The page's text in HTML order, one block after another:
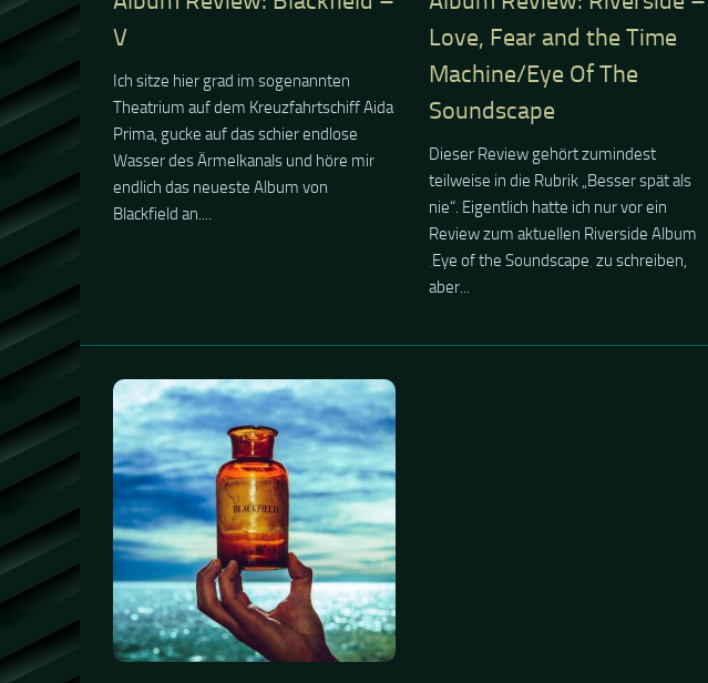
V
Ich sitze hier grad im sogenannten
Theatrium auf dem Kreuzfahrtschiff Aida
Prima, gucke auf das schier endlose
Wasser des Ärmelkanals und höre mir
endlich das neueste Album von
Blackfield an....
Love, Fear and the Time
Machine/Eye Of The
Soundscape
Dieser Review gehört zumindest
teilweise in die Rubrik „Besser spät als
nie“. Eigentlich hatte ich nur vor ein
Review zum aktuellen Riverside Album
‚Eye of the Soundscape‚ zu schreiben,
aber...